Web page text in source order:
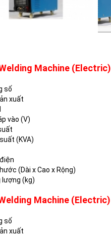
Machine (Electric)
số
xuất
vào (V)
(KVA)
(Dài x Cao x Rộng)
lượng (kg)
Machine (Electric)
số
xuất